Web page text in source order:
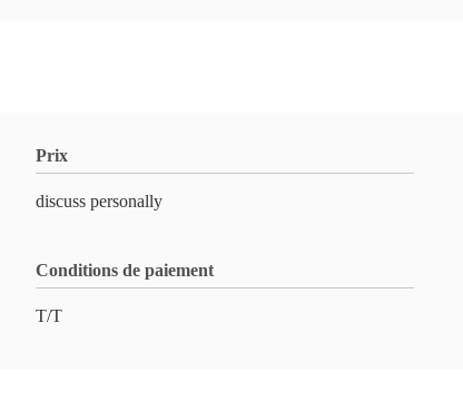
Prix
discuss personally
Conditions de paiement
T/T